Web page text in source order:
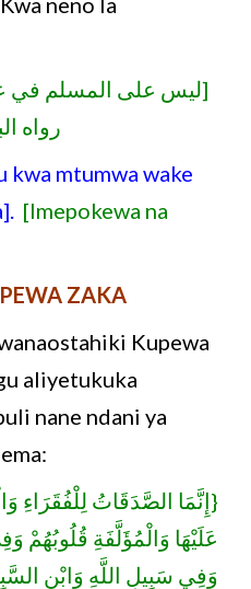
[ليس على المسلم في
رواه
mtumwa wake
[Imepokewa na
ZAKA
Kupewa
aliyetukuka
nane ndani ya
{إِنَّمَا الصَّدَقَاتُ لِلْفُقَرَاءِ
عَلَيْهَا وَالْمُؤَلَّفَةِ قُلُوبُهُمْ
وَفِي سَبِيلِ اللَّهِ وَابْنِ